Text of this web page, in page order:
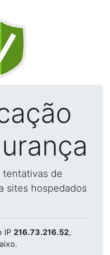
tentativas de
sites hospedados
IP 216.73.216.52,